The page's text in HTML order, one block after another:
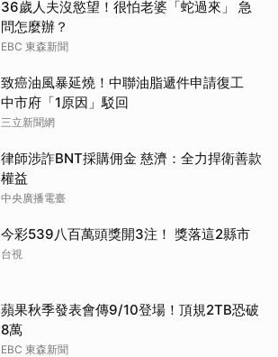
36歲人夫沒慾望！很怕老婆「蛇過來」 急
問怎麼辦？
EBC 東森新聞
致癌油風暴延燒！中聯油脂遞件申請復工
中市府「1原因」駁回
三立新聞網
律師涉詐BNT採購佣金 慈濟：全力捍衛善款
權益
中央廣播電臺
今彩539八百萬頭獎開3注！ 獎落這2縣市
台視
蘋果秋季發表會傳9/10登場！頂規2TB恐破
8萬
EBC 東森新聞